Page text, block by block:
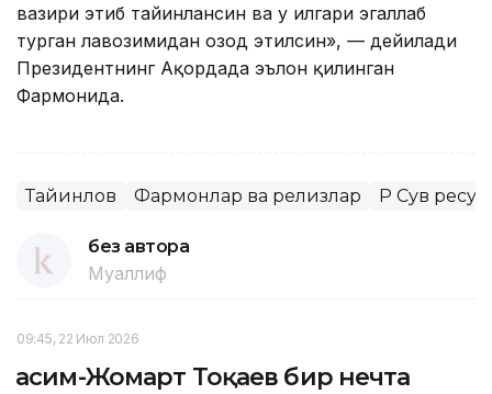
вазири этиб тайинлансин ва у илгари эгаллаб
турган лавозимидан озод этилсин», — дейилади
Президентнинг Ақордада эълон қилинган
Фармонида.
Тайинлов Фармонлар ва релизлар ҚР Сув
без автора
Муаллиф
09:45, 22 Июл 2026
Қасим-Жомарт Тоқаев бир нечта